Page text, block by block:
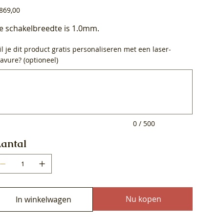
schakelbreedte is 1.0mm.
je dit product gratis personaliseren met een laser-
(optioneel)
0 / 500
In winkelwagen Nu kopen